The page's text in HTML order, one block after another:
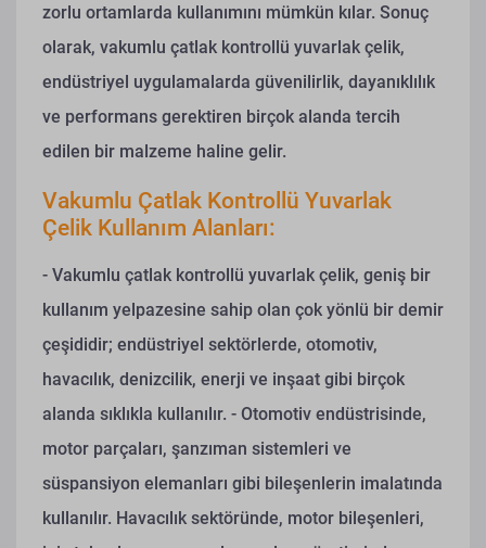
zorlu ortamlarda kullanımını mümkün kılar. Sonuç
olarak, vakumlu çatlak kontrollü yuvarlak çelik,
endüstriyel uygulamalarda güvenilirlik, dayanıklılık
ve performans gerektiren birçok alanda tercih
edilen bir malzeme haline gelir.
Vakumlu Çatlak Kontrollü Yuvarlak
Çelik Kullanım Alanları:
- Vakumlu çatlak kontrollü yuvarlak çelik, geniş bir
kullanım yelpazesine sahip olan çok yönlü bir demir
çeşididir; endüstriyel sektörlerde, otomotiv,
havacılık, denizcilik, enerji ve inşaat gibi birçok
alanda sıklıkla kullanılır. - Otomotiv endüstrisinde,
motor parçaları, şanzıman sistemleri ve
süspansiyon elemanları gibi bileşenlerin imalatında
kullanılır. Havacılık sektöründe, motor bileşenleri,